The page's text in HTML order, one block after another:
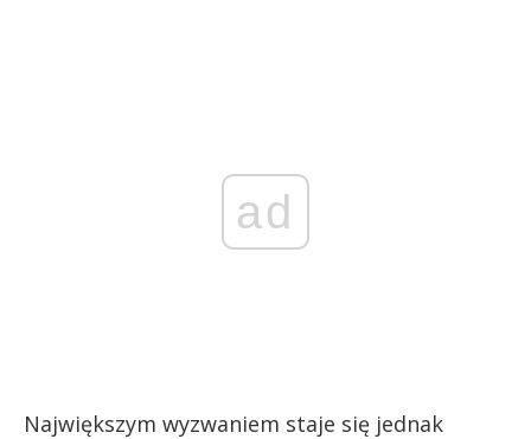
ad
Największym wyzwaniem staje się jednak